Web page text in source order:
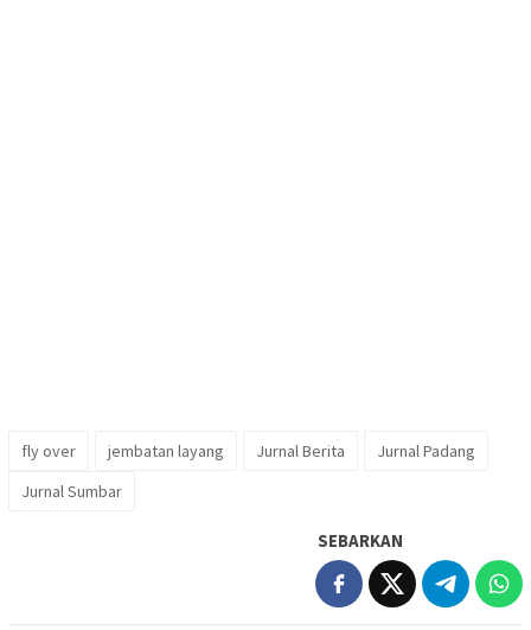
fly over jembatan layang Jurnal Berita
Jurnal Padang
Jurnal Sumbar
SEBARKAN